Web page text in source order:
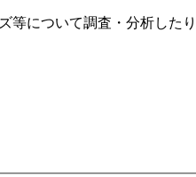
等について調査・分析した